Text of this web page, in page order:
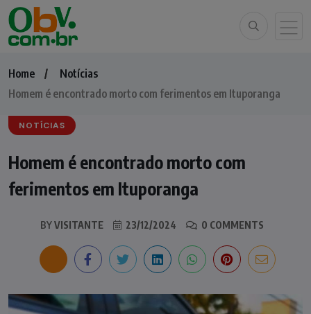
Home
Notícias
Homem é encontrado morto com ferimentos em Ituporanga
NOTÍCIAS
Homem é encontrado morto com
ferimentos em Ituporanga
BYVISITANTE 23/12/2024 0 COMMENTS